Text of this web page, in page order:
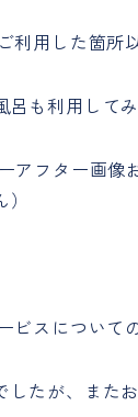
利用した箇
呂も利用してみ
ーアフター画
ビスについて
したが、また